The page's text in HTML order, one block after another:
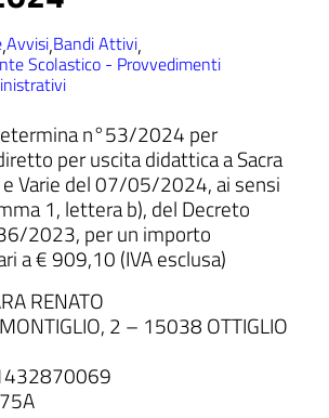
,Avvisi,Bandi Attivi,
Scolastico - Provvedimenti
n°53/2024 per
per uscita didattica a Sacra
e Varie del 07/05/2024, ai sensi
1, lettera b), del Decreto
2023, per un importo
a € 909,10 (IVA esclusa)
RENATO
2 – 15038 OTTIGLIO